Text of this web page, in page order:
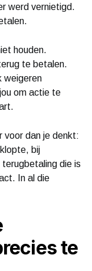
werd vernietigd.
houden.
te betalen.
weigeren
om actie te
voor dan je denkt:
bij
die is
In al die
te